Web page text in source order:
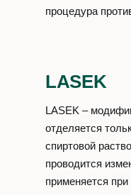
процедура
LASEK
LASEK –
отделяется
спиртовой
проводится
применяется